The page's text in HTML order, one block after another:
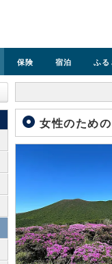
保険 宿泊 ふ
女性のため